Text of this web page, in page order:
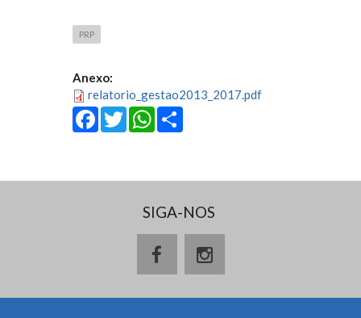
PRP
Anexo:
relatorio_gestao2013_2017.pdf
Facebook
Twitter
WhatsApp
SIGA-NOS